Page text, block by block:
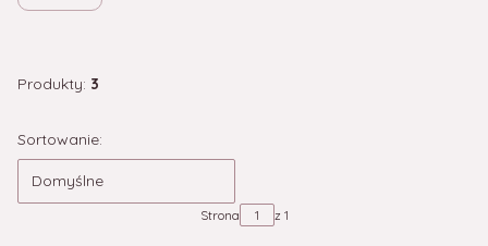
Produkty: 3
Lista produktów
Sortowanie:
Domyślne
Strona z 1